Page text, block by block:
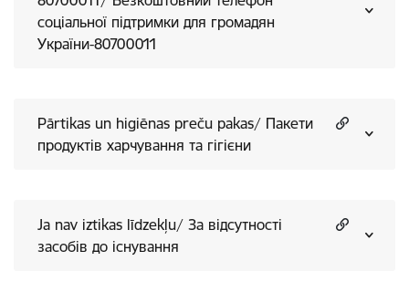
соціальної підтримки для громадян
України-80700011
Pārtikas un higiēnas preču pakas/ Пакети
продуктів харчування та гігієни
Ja nav iztikas līdzekļu/ За відсутності
засобів до існування